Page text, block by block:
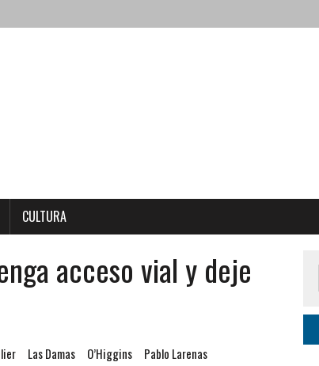
CULTURA
acceso vial y deje
Las Damas O’Higgins Pablo Larenas